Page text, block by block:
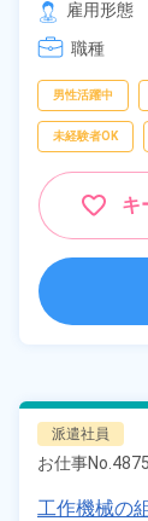
雇用形態
職種
男性活躍中
未経験者OK
キ
派遣社員
お仕事No.
工作機械の